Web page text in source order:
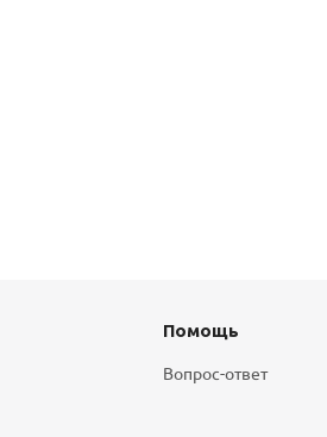
Помощь
Вопрос-ответ